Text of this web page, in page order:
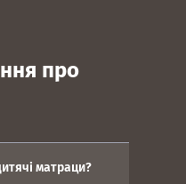
про
матраци?